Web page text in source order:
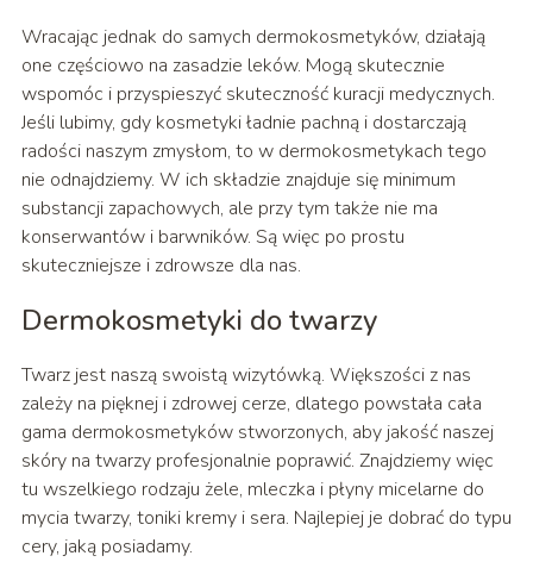
Wracając jednak do samych dermokosmetyków, działają
one częściowo na zasadzie leków. Mogą skutecznie
wspomóc i przyspieszyć skuteczność kuracji medycznych.
Jeśli lubimy, gdy kosmetyki ładnie pachną i dostarczają
radości naszym zmysłom, to w dermokosmetykach tego
nie odnajdziemy. W ich składzie znajduje się minimum
substancji zapachowych, ale przy tym także nie ma
konserwantów i barwników. Są więc po prostu
skuteczniejsze i zdrowsze dla nas.
Dermokosmetyki do twarzy
Twarz jest naszą swoistą wizytówką. Większości z nas
zależy na pięknej i zdrowej cerze, dlatego powstała cała
gama dermokosmetyków stworzonych, aby jakość naszej
skóry na twarzy profesjonalnie poprawić. Znajdziemy więc
tu wszelkiego rodzaju żele, mleczka i płyny micelarne do
mycia twarzy, toniki kremy i sera. Najlepiej je dobrać do typu
cery, jaką posiadamy.